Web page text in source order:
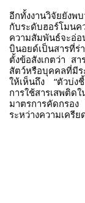
อีกทั้งงานวิจัยยัง
กับระดับฮอร์โมน
ความสัมพันธ์จะอ่อ
บินอยด์เป็นสารที่ร่
ตั้งข้อสังเกตว่า ส
สัตว์หรือบุคคลที่มี
ให้เห็นถึง “ตัวบ่ง
การใช้สารเสพ
มาตรการคัดกร
ระหว่างความเครี